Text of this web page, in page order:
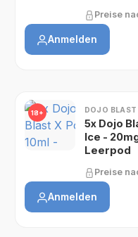
Preise
Anmelden
18+ DOJO BLAST
5x Dojo
Ice -
Leerpod
Preise
Anmelden